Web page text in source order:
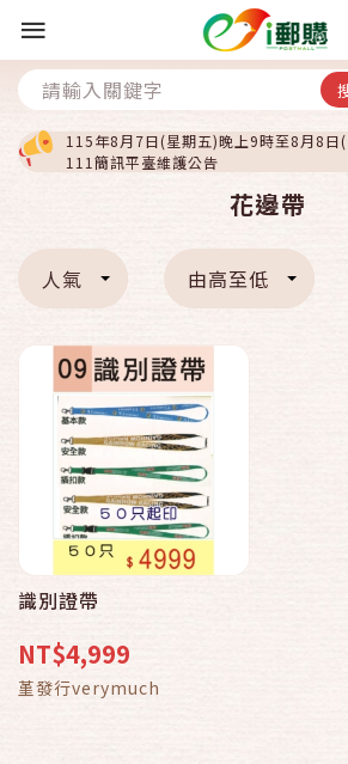
115年8月7日(星期五)晚上9時至8月8日
111簡訊平臺維護公告
花邊帶
人氣 由高至低
識別證帶
NT$4,999
堇發行verymuch